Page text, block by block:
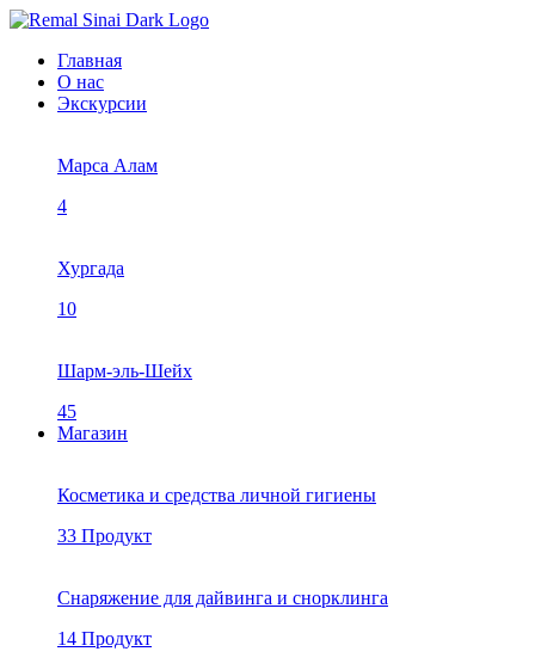
Главная
О нас
Экскурсии
Марса Алам
4
Хургада
10
Шарм-эль-Шейх
45
Магазин
Косметика и средства личной гигиены
33 Продукт
Снаряжение для дайвинга и снорклинга
14 Продукт